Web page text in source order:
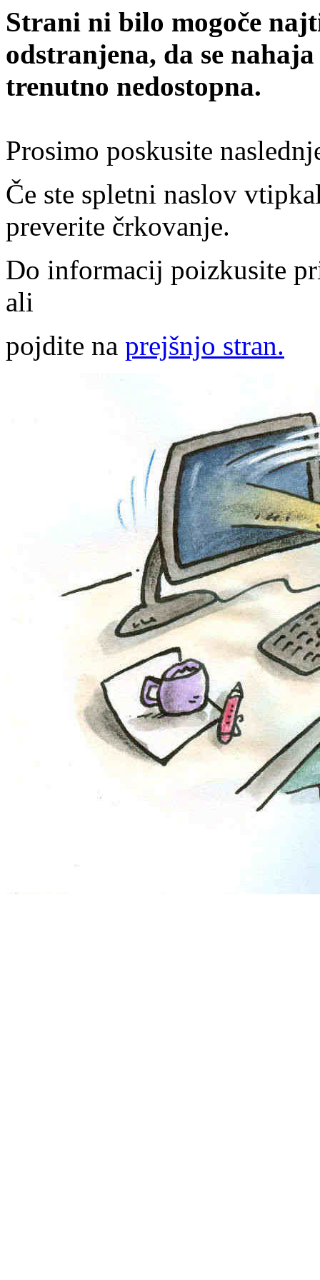
Strani ni bilo mogoče
odstranjena, da se
trenutno nedostopna.
Prosimo poskusite
Če ste spletni naslov
preverite črkovanje.
Do informacij poizkusite
ali
pojdite na prejšnjo stran.